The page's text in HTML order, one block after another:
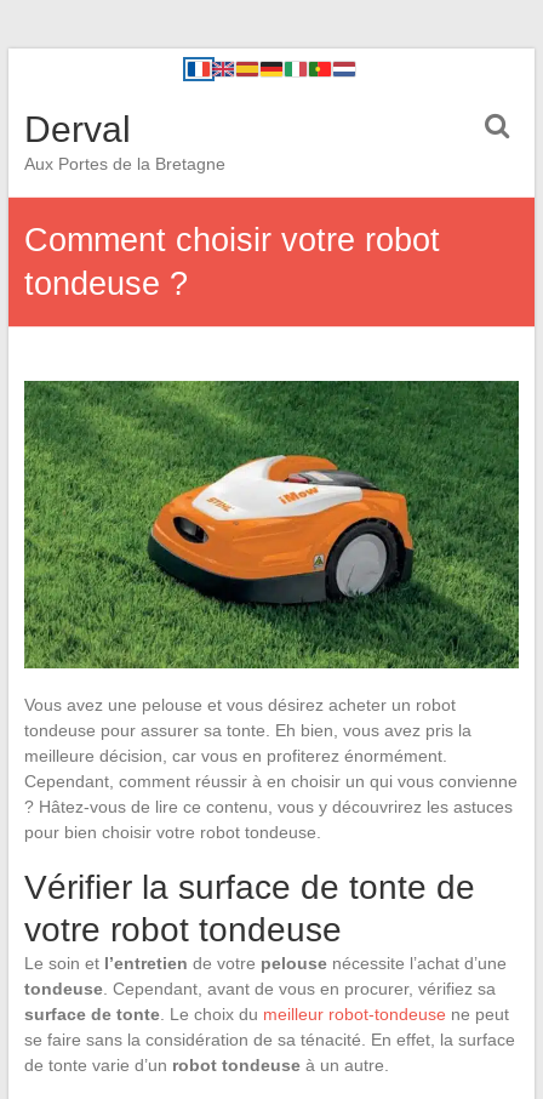
Derval
Aux Portes de la Bretagne
Comment choisir votre robot
tondeuse ?
Vous avez une pelouse et vous désirez acheter un robot
tondeuse pour assurer sa tonte. Eh bien, vous avez pris la
meilleure décision, car vous en profiterez énormément.
Cependant, comment réussir à en choisir un qui vous convienne
? Hâtez-vous de lire ce contenu, vous y découvrirez les astuces
pour bien choisir votre robot tondeuse.
Vérifier la surface de tonte de
votre robot tondeuse
Le soin et l’entretien de votre pelousenécessite l’achat d’une
tondeuse. Cependant, avant de vous en procurer, vérifiez sa
surface de tonte. Le choix du meilleur robot-tondeuse ne peut
se faire sans la considération de sa ténacité. En effet, la surface
de tonte varie d’un robot tondeuseà un autre.